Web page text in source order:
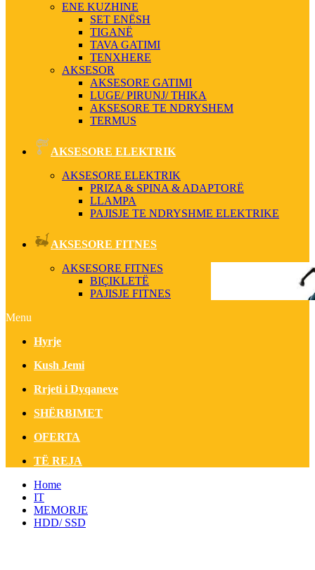
ENE KUZHINE
SET ENËSH
TIGANË
TAVA GATIMI
TENXHERE
AKSESOR
AKSESORE GATIMI
LUGE/ PIRUNJ/ THIKA
AKSESORE TE NDRYSHEM
TERMUS
AKSESORE ELEKTRIK
AKSESORE ELEKTRIK
PRIZA & SPINA & ADAPTORË
LLAMPA
PAJISJE TE NDRYSHME ELEKTRIKE
AKSESORE FITNES
AKSESORE FITNES
BIÇIKLETË
PAJISJE FITNES
Menu
Hyrje
Kush Jemi
Rrjeti i Dyqaneve
SHËRBIMET
OFERTA
TË REJA
Home
IT
MEMORJE
HDD/ SSD